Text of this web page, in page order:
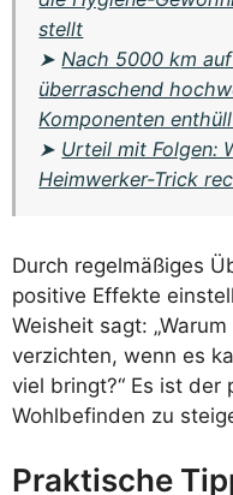
stellt
➤ Nach 5000 km
überraschend
Komponenten
➤ Urteil mit Folgen:
Heimwerker-Trick
Durch regelmäßiges
positive Effekte
Weisheit sagt:
verzichten, wenn es
viel bringt?“ Es ist der
Wohlbefinden zu
Praktische